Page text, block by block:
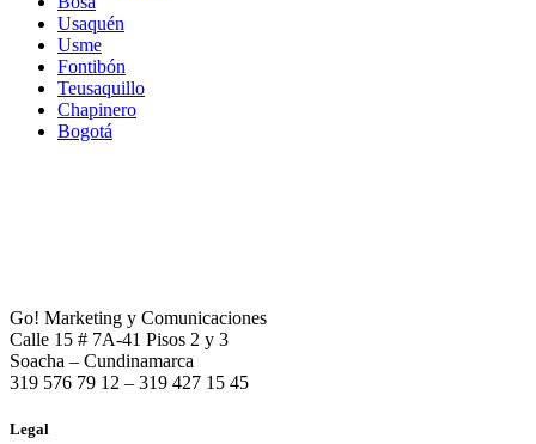
Usaquén
Usme
Fontibón
Teusaquillo
Chapinero
Bogotá
Go! Marketing y Comunicaciones
Calle 15 # 7A-41 Pisos 2 y 3
Soacha – Cundinamarca
319 576 79 12 – 319 427 15 45
Legal